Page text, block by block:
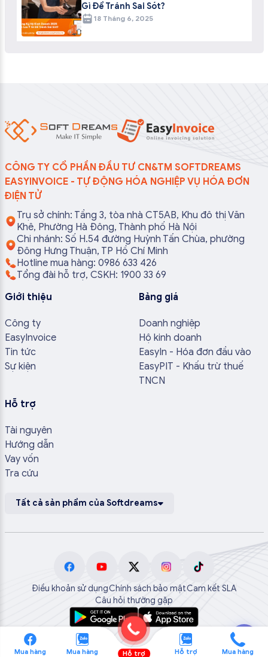
Gì Để Tránh Sai Sót?
18 Tháng 6, 2025
CÔNG TY CỔ PHẦN ĐẦU TƯ CN&TM SOFTDREAMS
EASYINVOICE - TỰ ĐỘNG HÓA NGHIỆP VỤ HÓA ĐƠN
ĐIỆN TỬ
Trụ sở chính: Tầng 3, tòa nhà CT5AB, Khu đô thị Văn
Khê, Phường Hà Đông, Thành phố Hà Nội
Chi nhánh: Số H.54 đường Huỳnh Tấn Chùa, phường
Đông Hưng Thuận, TP Hồ Chí Minh
Hotline mua hàng: 0986 633 426
Tổng đài hỗ trợ, CSKH: 1900 33 69
Giới thiệu
Công ty
EasyInvoice
Tin tức
Sự kiện
Bảng giá
Doanh nghiệp
Hộ kinh doanh
EasyIn - Hóa đơn đầu vào
EasyPIT - Khấu trừ thuế
TNCN
Hỗ trợ
Tài nguyên
Hướng dẫn
Vay vốn
Tra cứu
Tất cả sản phẩm của Softdreams
Điều khoản sử dụngChính sách bảo mậtCam kết SLA
Câu hỏi thường gặp
Mua hàng Mua hàng Hỗ trợ Hỗ trợ Mua hàng
💬